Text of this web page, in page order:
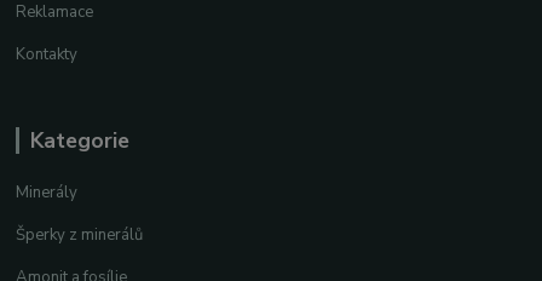
Reklamace
Kontakty
Kategorie
Minerály
Šperky z minerálů